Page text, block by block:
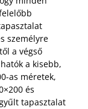
személyre
a végső
a kisebb,
as méretek,
és
tapasztalat